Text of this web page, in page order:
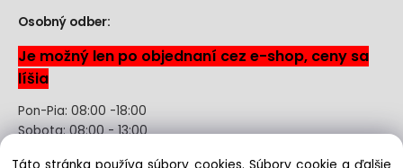
Osobný odber:
Je možný len po objednaní cez e-shop, ceny sa
líšia
Pon-Pia: 08:00 -18:00
Sobota: 08:00 - 13:00